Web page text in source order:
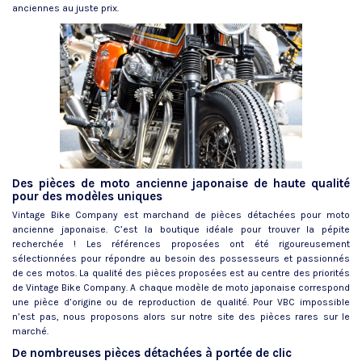
anciennes au juste prix.
Des pièces de moto ancienne japonaise de haute qualité
pour des modèles uniques
Vintage Bike Company est marchand de pièces détachées pour moto
ancienne japonaise. C’est la boutique idéale pour trouver la pépite
recherchée ! Les références proposées ont été rigoureusement
sélectionnées pour répondre au besoin des possesseurs et passionnés
de ces motos. La qualité des pièces proposées est au centre des priorités
de Vintage Bike Company. A chaque modèle de moto japonaise correspond
une pièce d’origine ou de reproduction de qualité. Pour VBC impossible
n’est pas, nous proposons alors sur notre site des pièces rares sur le
marché.
De nombreuses pièces détachées à portée de clic